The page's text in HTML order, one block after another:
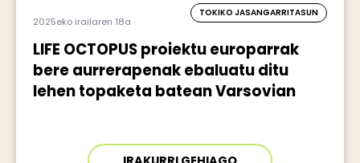
2025eko irailaren 18a
TOKIKO JASANGARRITASUN
LIFE OCTOPUS proiektu europarrak
bere aurrerapenak ebaluatu ditu
lehen topaketa batean Varsovian